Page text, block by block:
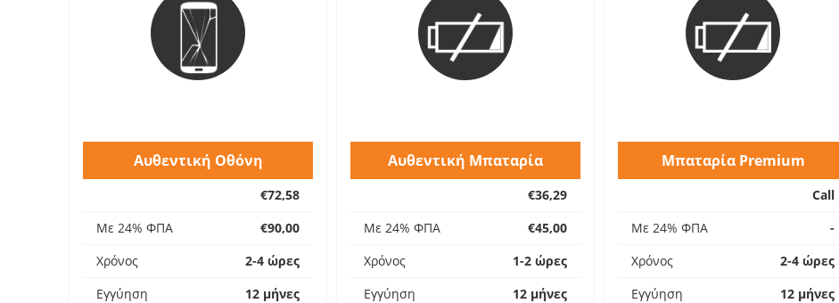
Αυθεντική Οθόνη
€72,58
Με 24% ΦΠΑ
€90,00
Χρόνος
2-4 ώρες
Εγγύηση
12 μήνες
Αυθεντική Μπαταρία
€36,29
Με 24% ΦΠΑ
€45,00
Χρόνος
1-2 ώρες
Εγγύηση
12 μήνες
Μπαταρία Premium
Call
Με 24% ΦΠΑ
-
Χρόνος
2-4 ώρες
Εγγύηση
12 μήνες